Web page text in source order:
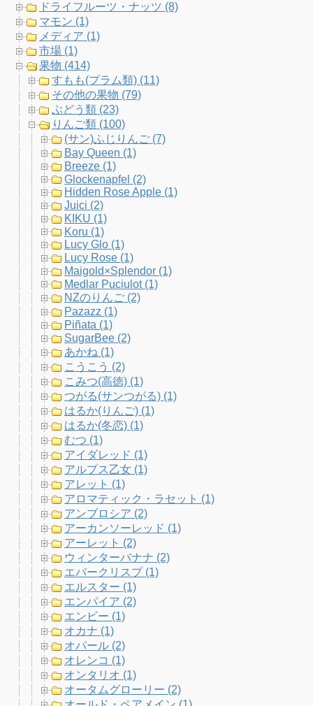
b
o
o
k
t
e
a
a
m
u
C
a
n
ドライフルーツ・ナッツ (8)
マモン (1)
メディア (1)
市場 (1)
果物 (414)
すもも(プラム類) (11)
その他の果物 (79)
ぶどう類 (23)
りんご類 (100)
(サン)ふじりんご (7)
Bay Queen (1)
Breeze (1)
Glockenapfel (2)
Hidden Rose Apple (1)
Juici (2)
KIKU (1)
Koru (1)
Lucy Glo (1)
Lucy Rose (1)
Maigold×Splendor (1)
Medlar Puciulot (1)
NZのりんご (2)
Pazazz (1)
Piñata (1)
SugarBee (2)
あかね (1)
こうこう (2)
こみつ(高徳) (1)
つがる(サンつがる) (1)
はるか(りんご) (1)
はるか(冬恋) (1)
むつ (1)
アイダレッド (1)
アルプス乙女 (1)
アレット (1)
アロマティック・ラセット (1)
アンブロシア (2)
アーカンソーレッド (1)
アーレット (2)
ウィンターバナナ (2)
エバークリスプ (1)
エルスター (1)
エンパイア (2)
エンビー (1)
オカナ (1)
オパール (2)
オレンコ (1)
オンタリオ (1)
オータムグローリー (2)